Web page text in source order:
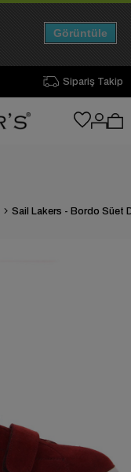
Sipariş Takip
Görüntüle